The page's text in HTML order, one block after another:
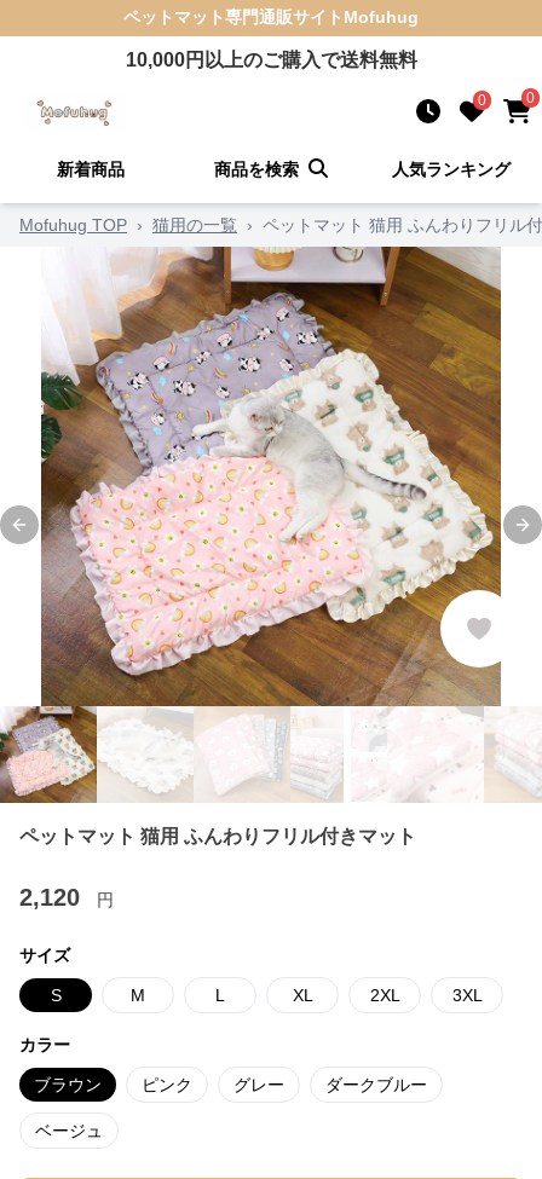
ペットマット専門通販サイト Mofuhug
10,000円以上のご購入で送料無料
0 0
新着商品 商品を検索 人気ランキング
Mofuhug TOP › 猫用の一覧 › ペットマット 猫用 ふんわりフリル
Previous slide
ペットマット 猫用 ふんわりフリル付きマット
2,120 円
サイズ
S M L XL 2XL 3XL
カラー
ブラウン ピンク グレー ダークブルー
ベージュ